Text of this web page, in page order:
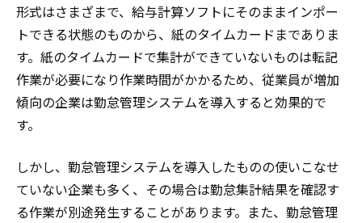
形式はさまざまで、給与計算ソフトにそのままインポー
トできる状態のものから、紙のタイムカードまでありま
す。紙のタイムカードで集計ができていないものは転記
作業が必要になり作業時間がかかるため、従業員が増加
傾向の企業は勤怠管理システムを導入すると効果的で
す。
しかし、勤怠管理システムを導入したものの使いこなせ
ていない企業も多く、その場合は勤怠集計結果を確認す
る作業が別途発生することがあります。また、勤怠管理